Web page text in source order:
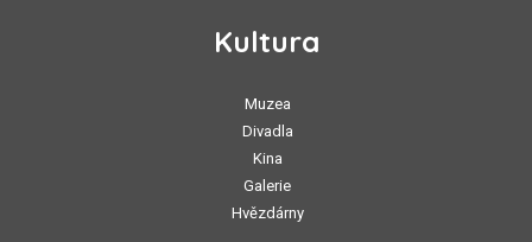
Kultura
Muzea
Divadla
Kina
Galerie
Hvězdárny